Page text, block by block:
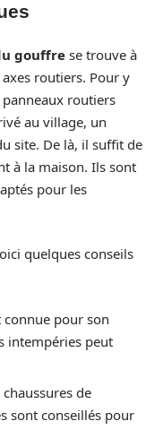
gouffrese trouve à
routiers. Pour y
panneaux routiers
au village, un
site. De là, il suffit de
à la maison. Ils sont
pour les
quelques conseils
connue pour son
intempéries peut
chaussures de
sont conseillés pour